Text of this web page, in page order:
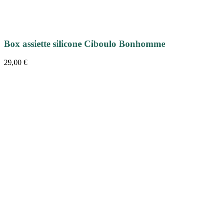
Box assiette silicone Ciboulo Bonhomme
29,00 €